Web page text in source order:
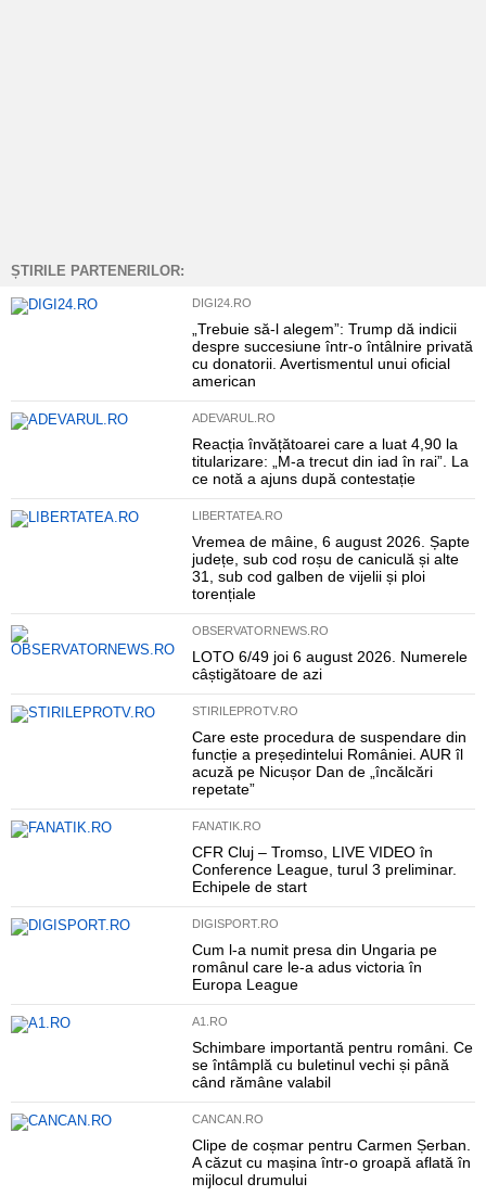
ȘTIRILE PARTENERILOR:
DIGI24.RO
„Trebuie să-l alegem”: Trump dă indicii
despre succesiune într-o întâlnire privată
cu donatorii. Avertismentul unui oficial
american
ADEVARUL.RO
Reacția învățătoarei care a luat 4,90 la
titularizare: „M-a trecut din iad în rai”. La
ce notă a ajuns după contestație
LIBERTATEA.RO
Vremea de mâine, 6 august 2026. Șapte
județe, sub cod roșu de caniculă și alte
31, sub cod galben de vijelii și ploi
torențiale
OBSERVATORNEWS.RO
LOTO 6/49 joi 6 august 2026. Numerele
câștigătoare de azi
STIRILEPROTV.RO
Care este procedura de suspendare din
funcție a președintelui României. AUR îl
acuză pe Nicușor Dan de „încălcări
repetate”
FANATIK.RO
CFR Cluj – Tromso, LIVE VIDEO în
Conference League, turul 3 preliminar.
Echipele de start
DIGISPORT.RO
Cum l-a numit presa din Ungaria pe
românul care le-a adus victoria în
Europa League
A1.RO
Schimbare importantă pentru români. Ce
se întâmplă cu buletinul vechi și până
când rămâne valabil
CANCAN.RO
Clipe de coșmar pentru Carmen Șerban.
A căzut cu mașina într-o groapă aflată în
mijlocul drumului